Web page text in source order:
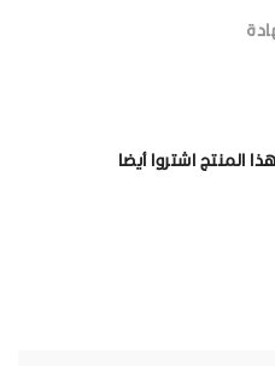
المنتج اشتروا أيضا